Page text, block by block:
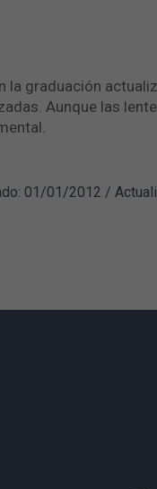
graduación
Aunque las
01/01/2012 /